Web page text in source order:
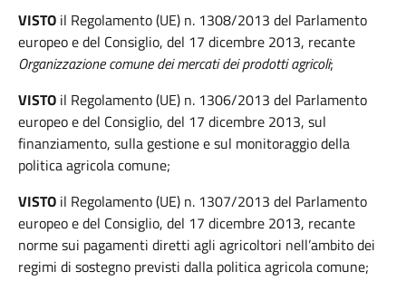
VISTO il Regolamento (UE) n. 1308/2013 del Parlamento
europeo e del Consiglio, del 17 dicembre 2013, recante
Organizzazione comune dei mercati dei prodotti agricoli;
VISTO il Regolamento (UE) n. 1306/2013 del Parlamento
europeo e del Consiglio, del 17 dicembre 2013, sul
finanziamento, sulla gestione e sul monitoraggio della
politica agricola comune;
VISTO il Regolamento (UE) n. 1307/2013 del Parlamento
europeo e del Consiglio, del 17 dicembre 2013, recante
norme sui pagamenti diretti agli agricoltori nell’ambito dei
regimi di sostegno previsti dalla politica agricola comune;